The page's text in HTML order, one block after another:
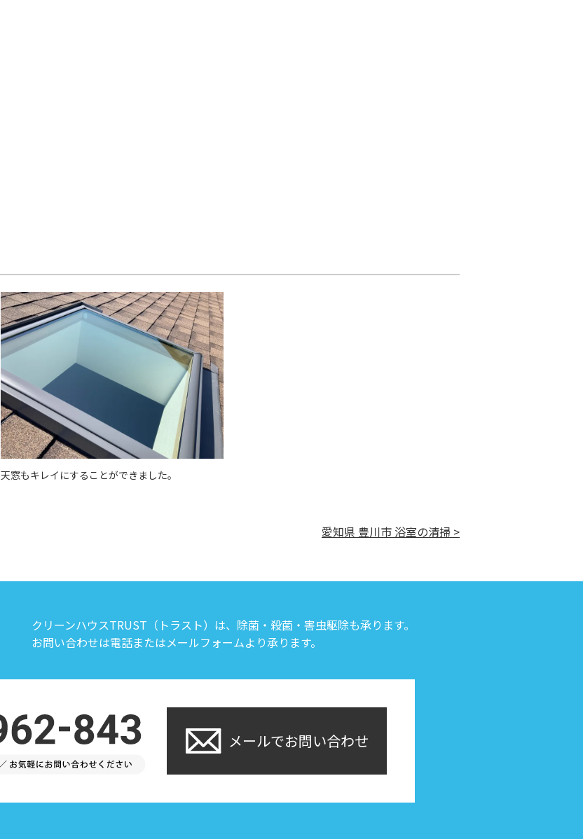
天窓もキレイにすることができました。
愛知県 豊川市 浴室の清掃 >
クリーンハウスTRUST（トラスト）は、除菌・殺菌・害虫駆除も承ります。
お問い合わせは電話またはメールフォームより承ります。
メールでお問い合わせ